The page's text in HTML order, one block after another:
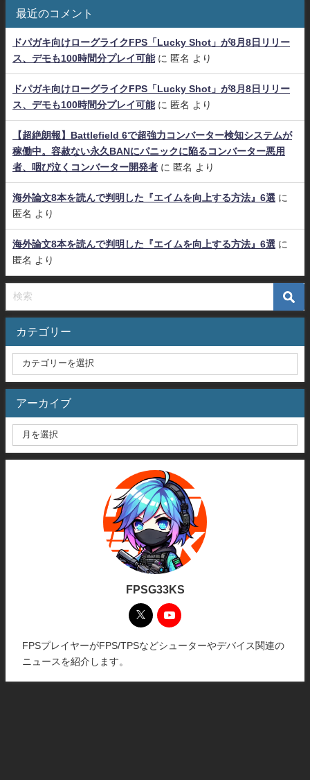
最近のコメント
ドパガキ向けローグライクFPS「Lucky Shot」が8月8日リリー
ス、デモも100時間分プレイ可能に 匿名 より
ドパガキ向けローグライクFPS「Lucky Shot」が8月8日リリー
ス、デモも100時間分プレイ可能に 匿名 より
【超絶朗報】Battlefield 6で超強力コンバーター検知システムが
稼働中。容赦ない永久BANにパニックに陥るコンバーター悪用
者、咽び泣くコンバーター開発者 に 匿名 より
海外論文8本を読んで判明した『エイムを向上する方法』6選 に
匿名 より
海外論文8本を読んで判明した『エイムを向上する方法』6選 に
匿名 より
カテゴリー
アーカイブ
FPSG33KS
FPSプレイヤーがFPS/TPSなどシューターやデバイス関連の
ニュースを紹介します。